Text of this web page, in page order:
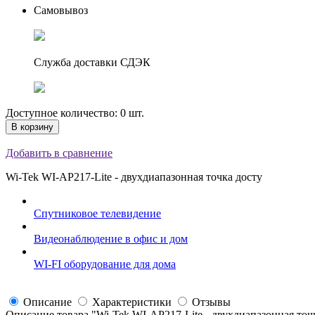
Самовывоз
Служба доставки СДЭК
Доступное количество: 0 шт.
В корзину
Добавить в сравнение
Wi-Tek WI-AP217-Lite - двухдиапазонная точка досту
Спутниковое телевидение
Видеонаблюдение в офис и дом
WI-FI оборудование для дома
Описание Характеристики
Отзывы